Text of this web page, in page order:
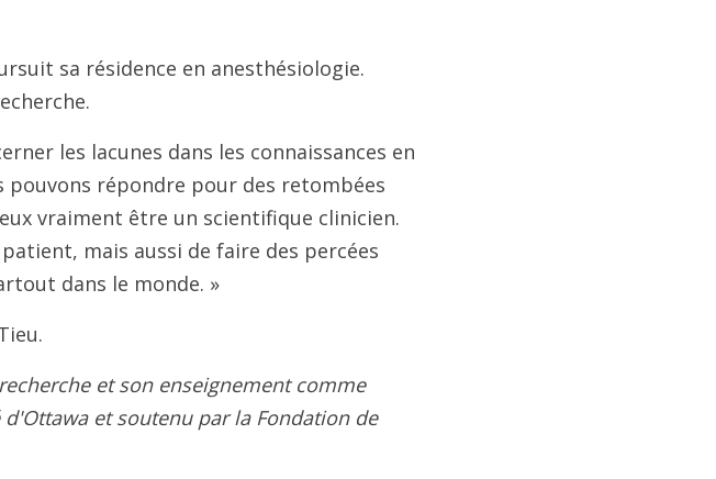
sa résidence en anesthésiologie.
les lacunes dans les connaissances en
pouvons répondre pour des retombées
vraiment être un scientifique clinicien.
mais aussi de faire des percées
dans le monde. »
et son enseignement comme
et soutenu par la Fondation de